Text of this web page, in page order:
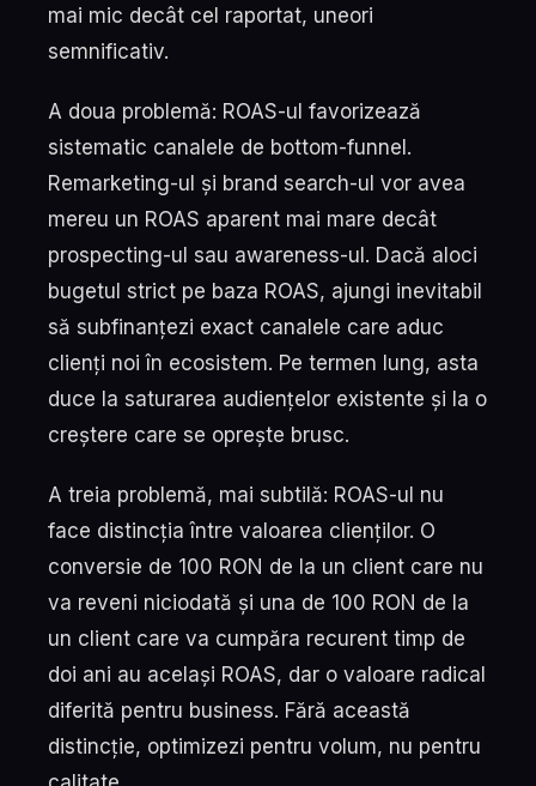
mai mic decât cel raportat, uneori
semnificativ.
A doua problemă: ROAS-ul favorizează
sistematic canalele de bottom-funnel.
Remarketing-ul și brand search-ul vor avea
mereu un ROAS aparent mai mare decât
prospecting-ul sau awareness-ul. Dacă aloci
bugetul strict pe baza ROAS, ajungi inevitabil
să subfinanțezi exact canalele care aduc
clienți noi în ecosistem. Pe termen lung, asta
duce la saturarea audiențelor existente și la o
creștere care se oprește brusc.
A treia problemă, mai subtilă: ROAS-ul nu
face distincția între valoarea clienților. O
conversie de 100 RON de la un client care nu
va reveni niciodată și una de 100 RON de la
un client care va cumpăra recurent timp de
doi ani au același ROAS, dar o valoare radical
diferită pentru business. Fără această
distincție, optimizezi pentru volum, nu pentru